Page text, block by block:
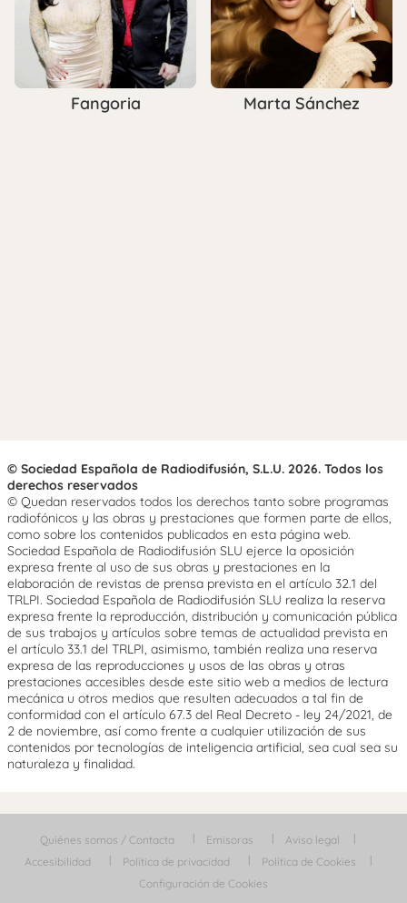
Fangoria Marta Sánchez
© Sociedad Española de Radiodifusión, S.L.U. 2026. Todos los
derechos reservados
© Quedan reservados todos los derechos tanto sobre programas
radiofónicos y las obras y prestaciones que formen parte de ellos,
como sobre los contenidos publicados en esta página web.
Sociedad Española de Radiodifusión SLU ejerce la oposición
expresa frente al uso de sus obras y prestaciones en la
elaboración de revistas de prensa prevista en el artículo 32.1 del
TRLPI. Sociedad Española de Radiodifusión SLU realiza la reserva
expresa frente la reproducción, distribución y comunicación pública
de sus trabajos y artículos sobre temas de actualidad prevista en
el artículo 33.1 del TRLPI, asimismo, también realiza una reserva
expresa de las reproducciones y usos de las obras y otras
prestaciones accesibles desde este sitio web a medios de lectura
mecánica u otros medios que resulten adecuados a tal fin de
conformidad con el artículo 67.3 del Real Decreto - ley 24/2021, de
2 de noviembre, así como frente a cualquier utilización de sus
contenidos por tecnologías de inteligencia artificial, sea cual sea su
naturaleza y finalidad.
Quiénes somos / Contacta Emisoras
Aviso legal
Accesibilidad
Política de privacidad
Política de Cookies
Configuración de Cookies